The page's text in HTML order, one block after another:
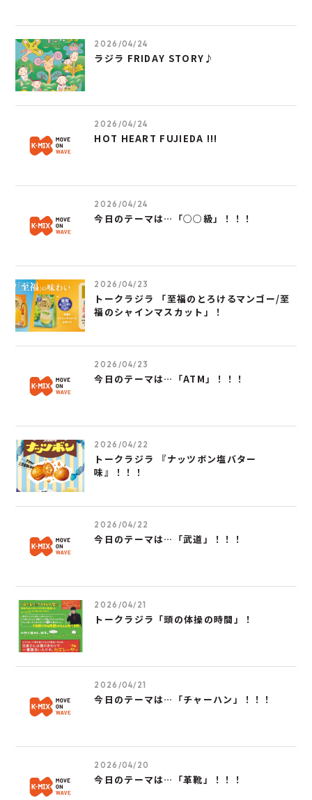
2026/04/24
ラジラ FRIDAY STORY♪
2026/04/24
HOT HEART FUJIEDA !!!
2026/04/24
今日のテーマは…「○○級」！！！
2026/04/23
トークラジラ 「至福のとろけるマンゴー/至
福のシャインマスカット」！
2026/04/23
今日のテーマは…「ATM」！！！
2026/04/22
トークラジラ 『ナッツボン塩バター
味』！！！
2026/04/22
今日のテーマは…「武道」！！！
2026/04/21
トークラジラ「頭の体操の時間」！
2026/04/21
今日のテーマは…「チャーハン」！！！
2026/04/20
今日のテーマは…「革靴」！！！